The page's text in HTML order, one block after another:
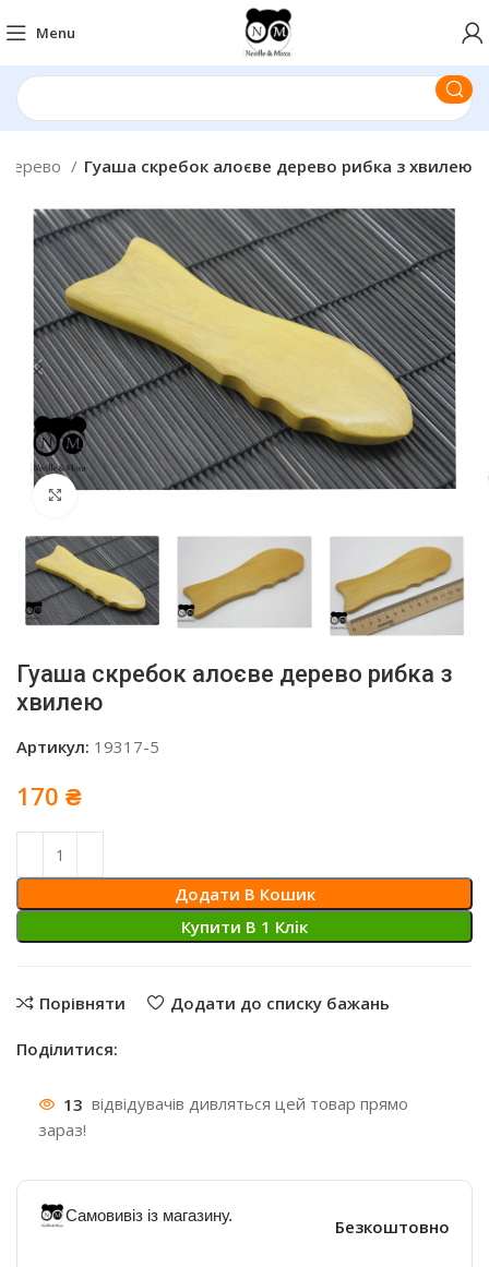
Menu
Гуаша скребок алоєве дерево рибка з хвилею
Click to enlarge
Гуаша скребок алоєве дерево рибка з
хвилею
Артикул: 19317-5
170 ₴
Додати В Кошик
Купити В 1 Клiк
Порівняти Додати до списку бажань
Поділитися:
13 відвідувачів дивляться цей товар прямо
зараз!
Самовивіз із магазину.
Безкоштовно